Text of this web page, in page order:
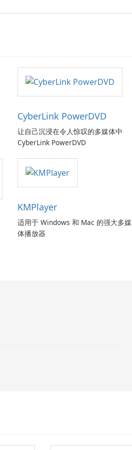
CyberLink PowerDVD
让自己沉浸在令人惊叹的多媒体中
CyberLink PowerDVD
KMPlayer
适用于 Windows 和 Mac 的强大多媒
体播放器